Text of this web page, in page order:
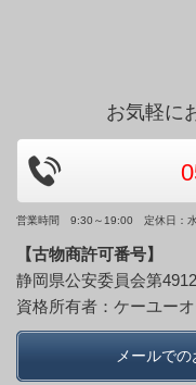
お気軽に
営業時間 9:30～19:00 定休日：水
【古物商許可番号】
静岡県公安委員会第
資格所有者：ケーユーオ
メールで